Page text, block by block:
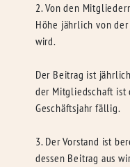
2. Von den
Höhe jährlich von
wird.
Der Beitrag ist
der Mitgliedschaft ist
Geschäftsjahr fällig.
3. Der Vorstand ist
dessen Beitrag aus